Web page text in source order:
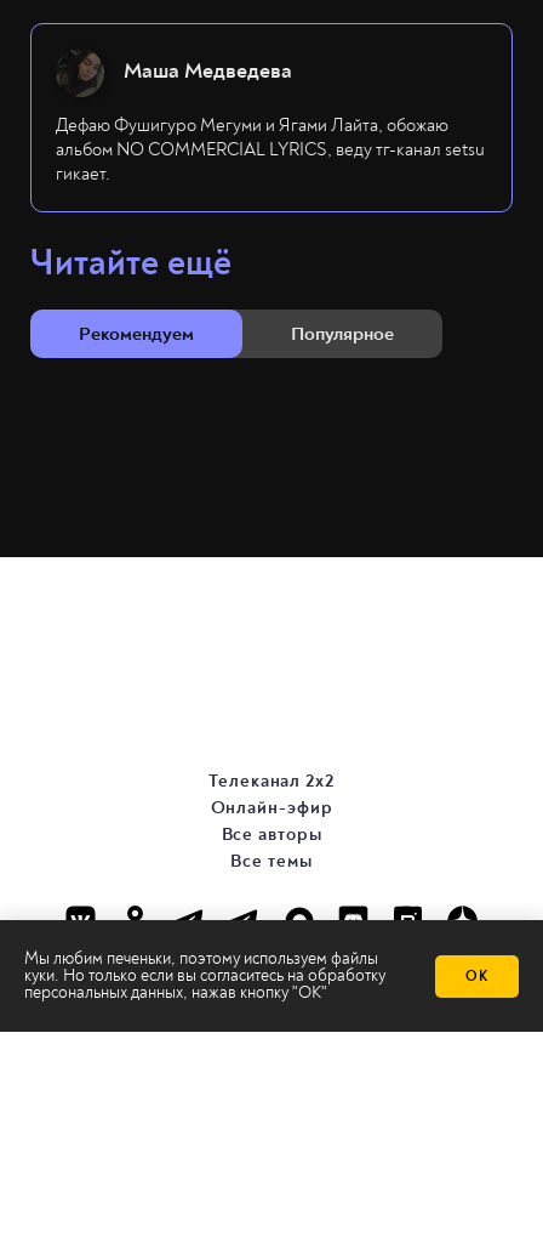
Маша Медведева
Дефаю Фушигуро Мегуми и Ягами Лайта, обожаю
альбом NO COMMERCIAL LYRICS, веду тг-канал setsu
гикает.
Читайте ещё
Рекомендуем Популярное
Мы любим печеньки, поэтому используем файлы
куки. Но только если вы согласитесь на обработку
персональных данных, нажав кнопку "ОК"
ОК
Телеканал 2х2
Онлайн-эфир
Все авторы
Все темы